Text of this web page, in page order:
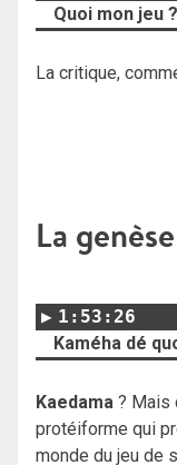
Quoi mon jeu ?
La critique,
La
1:53:26
Kaméha dé
Kaedama ? Mais
protéiforme qui
monde du jeu de